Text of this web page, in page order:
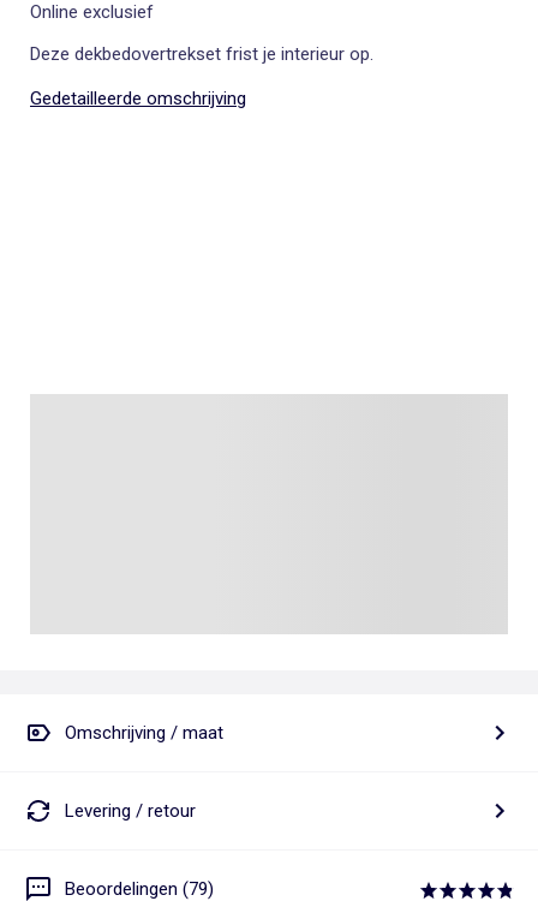
Online exclusief
Deze dekbedovertrekset frist je interieur op.
Gedetailleerde omschrijving
Omschrijving / maat
Levering / retour
Beoordelingen (79)